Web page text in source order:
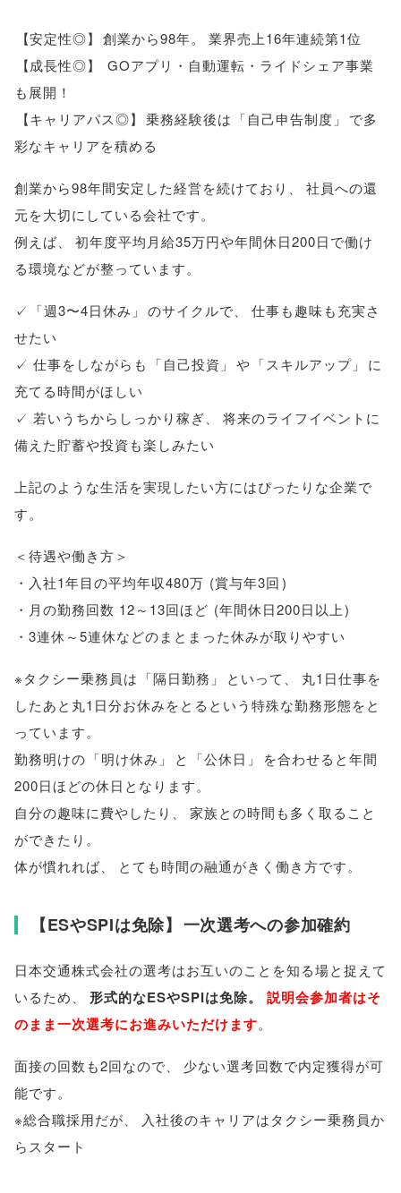
【安定性◎】 創業から98年。
業界売上16年連続第1位
【成長性◎】
GOアプリ・自動運転・ライドシェア事業
も展開！
【キャリアパス◎】 乗務経験後は 「自己申告制度 」
で多
彩なキャリアを積める
創業から98年間安定した経営を続けており
社員への還
元を大切にしている会社です。
例えば、
初年度平均月給35万円や年間休日200日で働け
る環境などが整っています。
✓ 「週3〜4日休み 」 のサイクルで
仕事も趣味も充実さ
せたい
✓ 仕事をしながらも
「自己投資 」 や 「スキルアップ 」
に
充てる時間がほしい
✓ 若いうちからしっかり稼ぎ
将来のライフイベントに
備えた貯蓄や投資も楽しみたい
上記のような生活を実現したい方にはぴったりな企業で
す。
＜待遇や働き方＞
・入社1年目の平均年収480万 (賞与年3回)
・月の勤務回数 12～13回ほど (年間休日200日以上 )
・3連休～5連休などのまとまった休みが取りやすい
※タクシー乗務員は 「隔日勤務 」 といって
丸1日仕事を
したあと丸1日分お休みをとるという特殊な勤務形態をと
っています。
勤務明けの 「明け休み 」 と 「公休日 」
を合わせると年間
200日ほどの休日となります。
自分の趣味に費やしたり
家族との時間も多く取ること
ができたり 。
体が慣れれば、 とても時間の融通がきく働き方です。
【ESやSPIは免除】 一次選考への参加確約
日本交通株式会社の選考はお互いのことを知る場と捉えて
いるため
形式的なESやSPIは免除。
説明会参加者はそ
のまま一次選考にお進みいただけます。
面接の回数も2回なので
少ない選考回数で内定獲得が可
能です。
※総合職採用だが
入社後のキャリアはタクシー乗務員か
らスタート